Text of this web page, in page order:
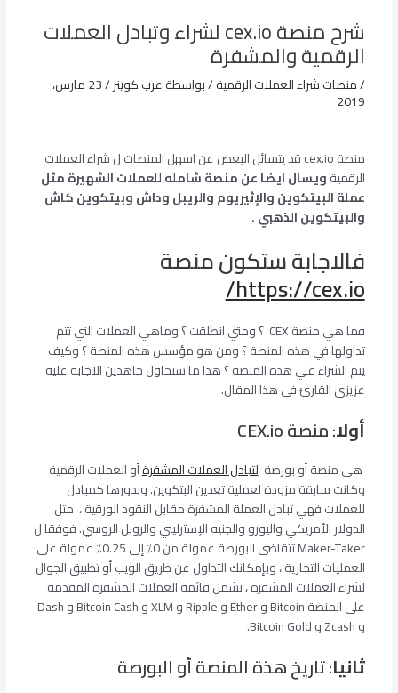
شرح منصة cex.io لشراء وتبادل العملات
الرقمية والمشفرة
/منصات شراء العملات الرقمية/ بواسطةعرب كوينز/ 23 مارس،
2019
منصة cex.io قد يتسائل البعض عن اسهل المنصات ل شراء العملات
الرقميةويسال ايضا عن منصة شامله للعملات الشهيرة مثل
عملة البيتكوين والإثيريوم والريبل وداش وبيتكوين كاش
والبيتكوين الذهبي .
فالاجابة ستكون منصة
https://cex.io/
فما هي منصة CEX ؟ ومتي انطلقت ؟ وماهي العملات التي تتم
تداولها في هذه المنصة ؟ ومن هو مؤسس هذه المنصة ؟ وكيف
يتم الشراء علي هذه المنصة ؟ هذا ما سنحاول جاهدين الاجابة عليه
عزيزي القارئ في هذا المقال.
أولا: منصة CEX.io
هي منصة أو بورصةلتبادل العملات المشفرةأو العملات الرقمية
وكانت سابقة مزودة لعملية تعدين البتكوين. وبدورها كمبادل
للعملات فهي تبادل العملة المشفرة مقابل النقود الورقية ، مثل
الدولار الأمريكي واليورو والجنيه الإسترليني والروبل الروسي. فوفقا ل
Maker-Taker تتقاضى البورصة عمولة من 0٪ إلى 0.25٪ عمولة على
العمليات التجارية ، وبإمكانك التداول عن طريق الويب أو تطبيق الجوال
لشراء العملات المشفرة ، تشمل قائمة العملات المشفرة المقدمة
على المنصة Bitcoin و Ether و Ripple و XLM و Bitcoin Cash و Dash
و Zcash و Bitcoin Gold.
ثانيا: تاريخ هذة المنصة أو البورصة